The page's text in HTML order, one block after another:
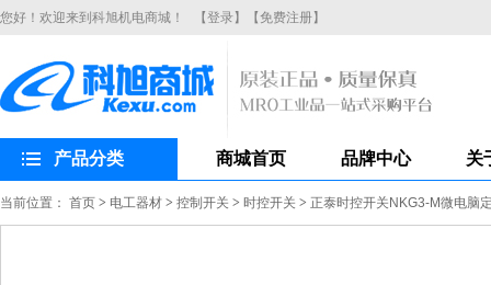
您好！欢迎来到科旭机电商城！ 【登录】 【免费注册】
产品分类 商城首页 品牌中心 关
当前位置： 首页 > 电工器材 > 控制开关 > 时控开关 > 正泰时控开关NKG3-M微电脑